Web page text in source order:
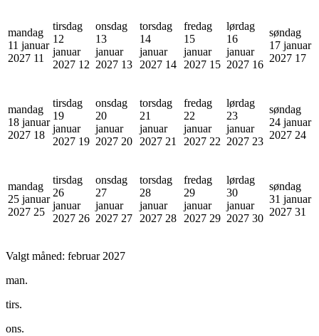
mandag
11 januar
2027 11
tirsdag
12
januar
2027 12
onsdag
13
januar
2027 13
torsdag
14
januar
2027 14
fredag
15
januar
2027 15
lørdag
16
januar
2027 16
søndag
17 januar
2027 17
mandag
18 januar
2027 18
tirsdag
19
januar
2027 19
onsdag
20
januar
2027 20
torsdag
21
januar
2027 21
fredag
22
januar
2027 22
lørdag
23
januar
2027 23
søndag
24 januar
2027 24
mandag
25 januar
2027 25
tirsdag
26
januar
2027 26
onsdag
27
januar
2027 27
torsdag
28
januar
2027 28
fredag
29
januar
2027 29
lørdag
30
januar
2027 30
søndag
31 januar
2027 31
Valgt måned: februar 2027
man.
tirs.
ons.